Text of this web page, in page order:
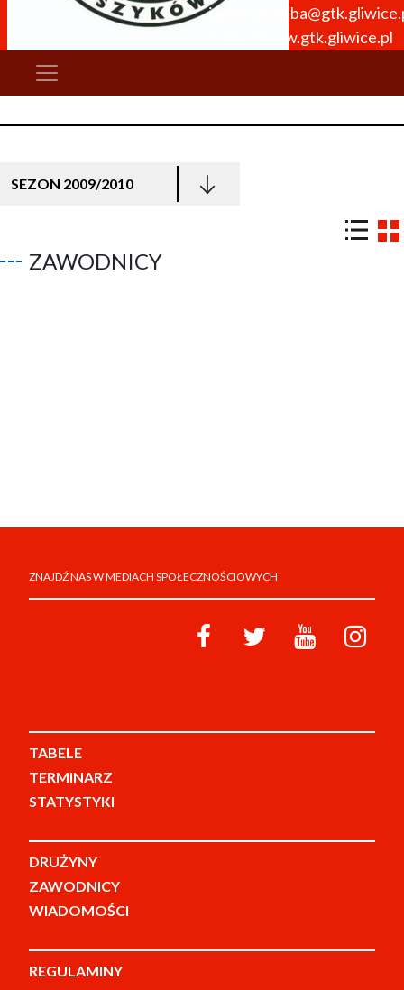
http://www.gtk.gliwice.pl
SEZON 2009/2010
ZAWODNICY
ZNAJDŹ NAS W MEDIACH SPOŁECZNOŚCIOWYCH
TABELE
TERMINARZ
STATYSTYKI
DRUŻYNY
ZAWODNICY
WIADOMOŚCI
REGULAMINY